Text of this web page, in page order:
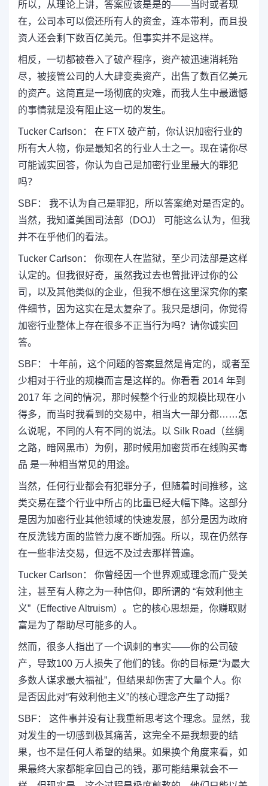
所以，从理论上讲，答案应该是是的——当时或者现
在，公司本可以偿还所有人的资金，连本带利，而且投
资人还会剩下数百亿美元。但事实并不是这样。
相反，一切都被卷入了破产程序，资产被迅速消耗殆
尽，被接管公司的人大肆变卖资产，出售了数百亿美元
的资产。这简直是一场彻底的灾难，而我人生中最遗憾
的事情就是没有阻止这一切的发生。
Tucker Carlson： 在 FTX 破产前，你认识加密行业的
所有大人物，你是最知名的行业人士之一。现在请你尽
可能诚实回答，你认为自己是加密行业里最大的罪犯
吗？
SBF： 我不认为自己是罪犯，所以答案绝对是否定的。
当然，我知道美国司法部（DOJ） 可能这么认为，但我
并不在乎他们的看法。
Tucker Carlson： 你现在人在监狱，至少司法部是这样
认定的。但我很好奇，虽然我过去也曾批评过你的公
司，以及其他类似的企业，但我不想在这里深究你的案
件细节，因为这实在是太复杂了。我只是想问，你觉得
加密行业整体上存在很多不正当行为吗？请你诚实回
答。
SBF： 十年前，这个问题的答案显然是肯定的，或者至
少相对于行业的规模而言是这样的。你看看 2014 年到
2017 年 之间的情况，那时候整个行业的规模比现在小
得多，而当时我看到的交易中，相当大一部分都……怎
么说呢，不同的人有不同的说法。以 Silk Road（丝绸
之路，暗网黑市）为例，那时候用加密货币在线购买毒
品 是一种相当常见的用途。
当然，任何行业都会有犯罪分子，但随着时间推移，这
类交易在整个行业中所占的比重已经大幅下降。这部分
是因为加密行业其他领域的快速发展，部分是因为政府
在反洗钱方面的监管力度不断加强。所以，现在仍然存
在一些非法交易，但远不及过去那样普遍。
Tucker Carlson： 你曾经因一个世界观或理念而广受关
注，甚至有人称之为一种信仰，即所谓的 “有效利他主
义”（Effective Altruism）。它的核心思想是，你赚取财
富是为了帮助尽可能多的人。
然而，很多人指出了一个讽刺的事实——你的公司破
产，导致100 万人损失了他们的钱。你的目标是“为最大
多数人谋求最大福祉”，但结果却伤害了大量个人。你
是否因此对“有效利他主义”的核心理念产生了动摇？
SBF： 这件事并没有让我重新思考这个理念。显然，我
对发生的一切感到极其痛苦，这完全不是我想要的结
果，也不是任何人希望的结果。如果换个角度来看，如
果最终大家都能拿回自己的钱，那可能结果就会不一